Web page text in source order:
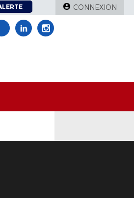
CONNEXION